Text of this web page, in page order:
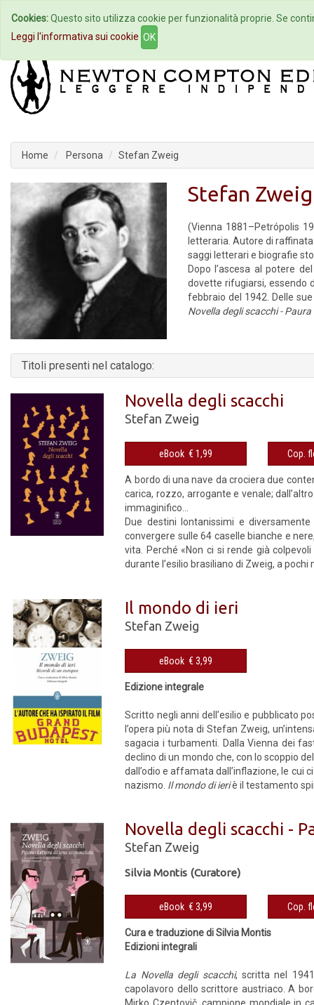
Home Autori Eventi
Home Persona Stefan Zweig
Stefan Zweig
(Vienna 1881–Petrópolis
letteraria. Autore di
saggi letterari e biografie
Dopo l’ascesa al potere
dovette rifugiarsi, essendo
febbraio del 1942. Delle
Novella degli scacchi -
Titoli presenti nel catalogo:
Novella degli scacchi
Stefan Zweig
eBook € 1,99
A bordo di una nave da crociera due
carica, rozzo, arrogante e venale;
immaginifico...
Due destini lontanissimi e
convergere sulle 64 caselle bianche e
vita. Perché «Non ci si rende già
durante l’esilio brasiliano di Zweig, a pochi
Il mondo di ieri
Stefan Zweig
eBook € 3,99
Edizione integrale
Scritto negli anni dell’esilio e pubblicato
l’opera più nota di Stefan Zweig,
sagacia i turbamenti. Dalla Vienna dei
declino di un mondo che, con lo scoppio
dall’odio e affamata dall’inflazione, le cui
nazismo. Il mondo di ieriè il testamento
Novella degli scacchi -
Stefan Zweig
Silvia Montis (Curatore)
eBook € 3,99
Cura e traduzione di Silvia Montis
Edizioni integrali
La Novella degli scacchi, scritta nel
capolavoro dello scrittore austriaco. A
Mirko Czentovič, campione mondiale in
Cookies:Questo sito utilizza cookie per funzionalità proprie. Se
Leggi l'informativa sui cookie OK